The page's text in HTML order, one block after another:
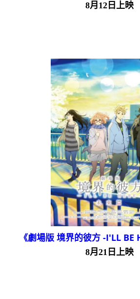
8月12日上映
《劇場版 境界的彼方 -I'LL BE
8月21日上映